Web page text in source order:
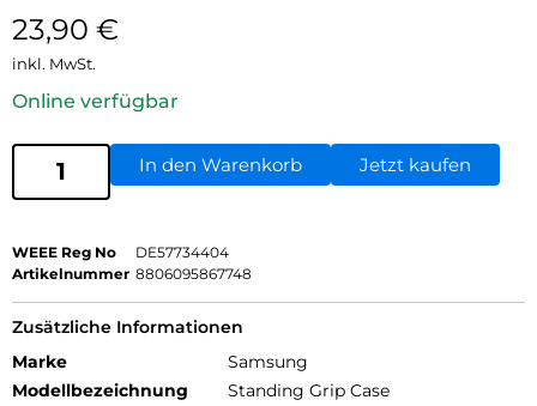
23,90 €
inkl. MwSt.
Online verfügbar
In den Warenkorb Jetzt kaufen
WEEE Reg No
DE57734404
Artikelnummer 8806095867748
Zusätzliche Informationen
Marke
Samsung
Modellbezeichnung
Standing Grip Case